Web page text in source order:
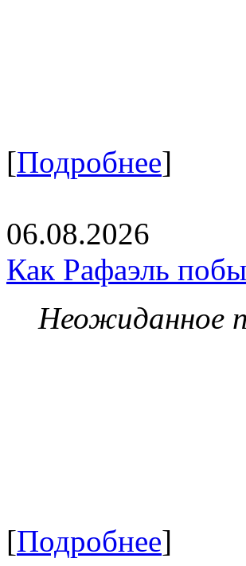
[Подробнее]
06.08.2026
Как Рафаэль
Неожиданное
[Подробнее]